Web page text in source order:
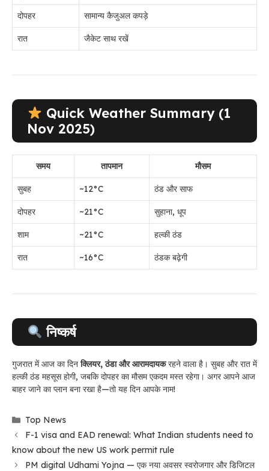
दोपहर सामान्य कैजुअल कपड़े
रात जैकेट साथ रखें
Quick Weather Summary (1
Nov 2025)
समय तापमान मौसम
सुबह ~12°C ठंड और साफ
दोपहर ~21°C सुहाना, धूप
शाम ~21°C हल्की ठंड
रात ~16°C ठंडक बढ़ेगी
निष्कर्ष
गुजरात में आज का दिनक्लियर, ठंडा और आरामदायकरहने वाला है। सुबह और रात में
हल्की ठंड महसूस होगी, जबकि दोपहर का मौसम एकदम मस्त रहेगा। अगर आपने आज
बाहर जाने का प्लान बना रखा है—तो यह दिन आपके नाम!
Categories
Top News
F-1 visa and EAD renewal: What Indian students need to
know about the new US work permit rule
PM digital Udhami Yojna — एक नया अवसर स्वरोजगार और डिजिटल